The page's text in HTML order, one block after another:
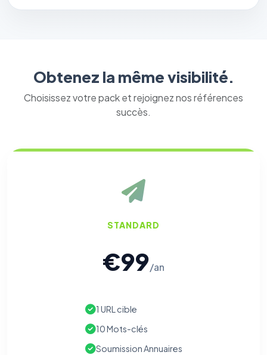
Obtenez la même visibilité.
Choisissez votre pack et rejoignez nos références
succès.
STANDARD
€99/an
1 URL cible
10 Mots-clés
Soumission Annuaires